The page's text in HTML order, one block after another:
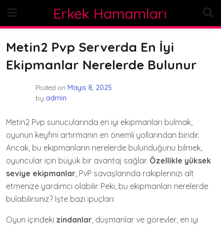
content
Erkek Hamamları
Metin2 Pvp Serverda En İyi
Ekipmanlar Nerelerde Bulunur
Posted on Mayıs 8, 2025
by admin
Metin2 Pvp sunucularında en iyi ekipmanları bulmak,
oyunun keyfini artırmanın en önemli yollarından biridir.
Ancak, bu ekipmanların nerelerde bulunduğunu bilmek,
oyuncular için büyük bir avantaj sağlar. Özellikle yüksek
seviye ekipmanlar, PvP savaşlarında rakiplerinizi alt
etmenize yardımcı olabilir. Peki, bu ekipmanları nerelerde
bulabilirsiniz? İşte bazı ipuçları:
Oyun içindeki zindanlar, düşmanlar ve görevler, en iyi